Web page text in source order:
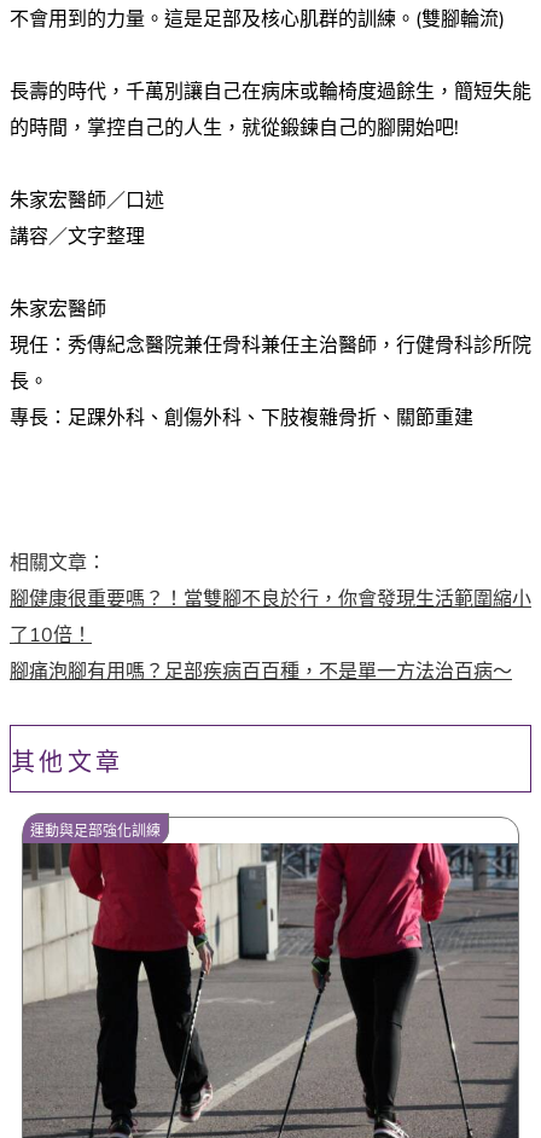
不會用到的力量。這是足部及核心肌群的訓練。(雙腳輪流)
長壽的時代，千萬別讓自己在病床或輪椅度過餘生，簡短失能
的時間，掌控自己的人生，就從鍛鍊自己的腳開始吧!
朱家宏醫師／口述
講容／文字整理
朱家宏醫師
現任：秀傳紀念醫院兼任骨科兼任主治醫師，行健骨科診所院
長。
專長：足踝外科、創傷外科、下肢複雜骨折、關節重建
相關文章：
腳健康很重要嗎？！當雙腳不良於行，你會發現生活範圍縮小
了10倍！
腳痛泡腳有用嗎？足部疾病百百種，不是單一方法治百病～
其他文章
運動與足部強化訓練